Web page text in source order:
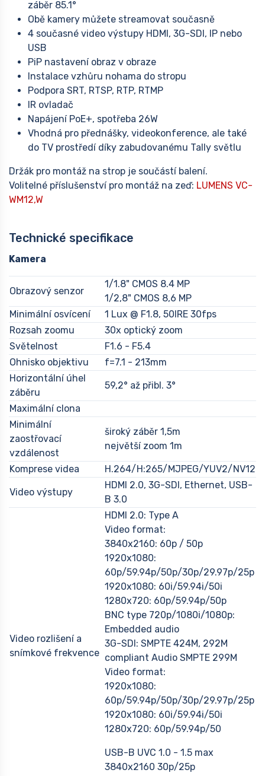
záběr 85.1°
Obě kamery můžete streamovat současně
4 současné video výstupy HDMI, 3G-SDI, IP nebo
USB
PiP nastavení obraz v obraze
Instalace vzhůru nohama do stropu
Podpora SRT, RTSP, RTP, RTMP
IR ovladač
Napájení PoE+, spotřeba 26W
Vhodná pro přednášky, videokonference, ale také
do TV prostředí díky zabudovanému Tally světlu
Držák pro montáž na strop je součástí balení.
Volitelné příslušenství pro montáž na zeď: LUMENS VC-
WM12,W
Technické specifikace
Kamera
Obrazový senzor
1/1.8" CMOS 8.4 MP
1/2,8" CMOS 8,6 MP
Minimální osvícení
1 Lux @ F1.8, 50IRE 30fps
Rozsah zoomu
30x optický zoom
Světelnost
F1.6 - F5.4
Ohnisko objektivu
f=7.1 - 213mm
Horizontální úhel
záběru
59,2° až přibl. 3°
Maximální clona
Minimální
zaostřovací
vzdálenost
široký záběr 1,5m
největší zoom 1m
Komprese videa H.264/H:265/MJPEG/YUV2/NV12
Video výstupy
HDMI 2.0, 3G-SDI, Ethernet, USB-
B 3.0
Video rozlišení a
snímkové frekvence
HDMI 2.0: Type A
Video format:
3840x2160: 60p / 50p
1920x1080:
60p/59.94p/50p/30p/29.97p/25p
1920x1080: 60i/59.94i/50i
1280x720: 60p/59.94p/50p
BNC type 720p/1080i/1080p:
Embedded audio
3G-SDI: SMPTE 424M, 292M
compliant Audio SMPTE 299M
Video format:
1920x1080:
60p/59.94p/50p/30p/29.97p/25p
1920x1080: 60i/59.94i/50i
1280x720: 60p/59.94p/50
USB-B UVC 1.0 - 1.5 max
3840x2160 30p/25p